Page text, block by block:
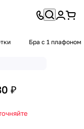
Бра с 1 плафоном
₽